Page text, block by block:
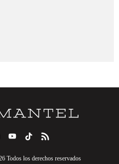
Todos los derechos reservados